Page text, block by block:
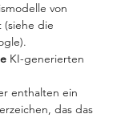
von
die
KI-generierten
enthalten ein
das das